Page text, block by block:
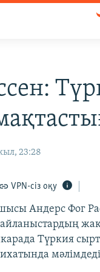
23:28
VPN-сіз оқу
Андерс Фог
Түркия